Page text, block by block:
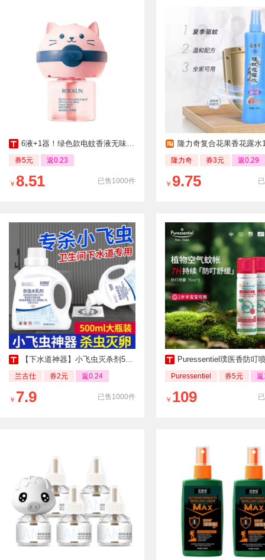
6液+1器！绿色款电蚊香液无味家用儿童孕妇
券5元 返0.23
已售1000件
￥ 8.51
隆力奇复合花果香花露水
隆力奇 券3元 返0.29
￥ 9.75
【下水道神器】小飞虫灭杀剂500ML
兰古仕 券2元 返0.24
已售1000件
￥ 7.9
Puressentiel璞医香防叮喷雾
Puressentiel 券5元
￥ 109